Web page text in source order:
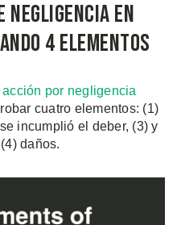
Negligencia en
4 Elementos
por negligencia
cuatro elementos: (1)
incumplió el deber, (3) y
daños.